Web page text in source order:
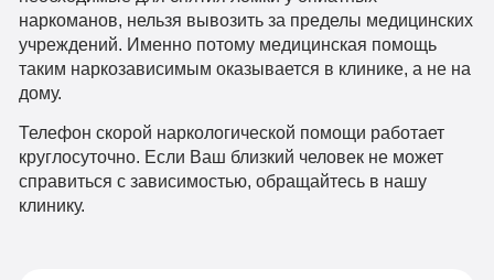
наркоманов, нельзя вывозить за пределы медицинских
учреждений. Именно потому медицинская помощь
таким наркозависимым оказывается в клинике, а не на
дому.
Телефон скорой наркологической помощи работает
круглосуточно. Если Ваш близкий человек не может
справиться с зависимостью, обращайтесь в нашу
клинику.